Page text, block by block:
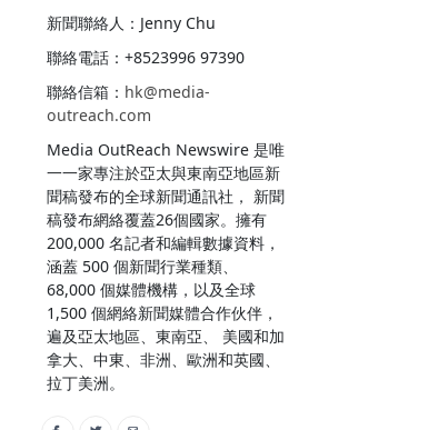
新聞聯絡人：Jenny Chu
聯絡電話：+8523996 97390
聯絡信箱： hk@media-
outreach.com
Media OutReach Newswire 是唯
一一家專注於亞太與東南亞地區新
聞稿發布的全球新聞通訊社， 新聞
稿發布網絡覆蓋26個國家。擁有
200,000 名記者和編輯數據資料，
涵蓋 500 個新聞行業種類、
68,000 個媒體機構，以及全球
1,500 個網絡新聞媒體合作伙伴，
遍及亞太地區、東南亞、 美國和加
拿大、中東、非洲、歐洲和英國、
拉丁美洲。